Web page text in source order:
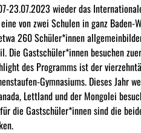
23.07.2023 wieder das
von zwei Schulen in ganz
260 Schüler*innen
Gastschüler*innen besuchen
des Programms ist der
Gymnasiums. Dieses Jahr
Lettland und der Mongolei
die Gastschüler*innen sind die